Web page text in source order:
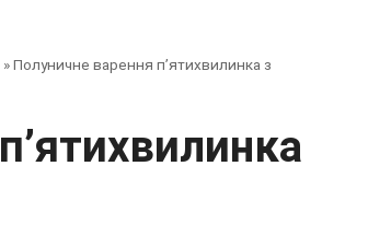
»Полуничне варення п’ятихвилинка з